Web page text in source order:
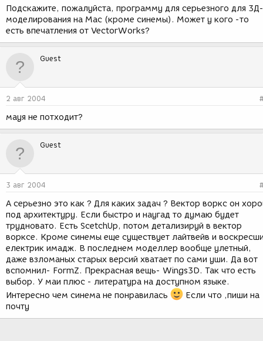
н
и
я
Подскажите, пожалуйста, программу для серьезного для 3Д-
моделирования на Mac (кроме синемы). Может у кого -то
есть впечатления от VectorWorks?
Guest
2 авг 2004
мауя не потходит?
Guest
3 авг 2004
А серьезно это как ? Для каких задач ? Вектор воркс он
под архитектуру. Если быстро и наугад то думаю будет
трудновато. Есть ScetchUp, потом детализируй в вектор
ворксе. Кроме синемы еще существует лайтвейв и
електрик имадж. В последнем моделлер вообще улетный,
даже взломаных старых версий хватает по сами уши. Да вот
вспомнил- FormZ. Прекрасная вещь- Wings3D. Так что есть
выбор. У маи плюс - литература на доступном языке.
Интересно чем синема не понравилась
Если что ,пиши на
почту